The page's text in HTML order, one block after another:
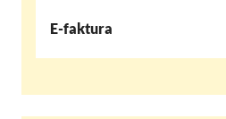
E-faktura